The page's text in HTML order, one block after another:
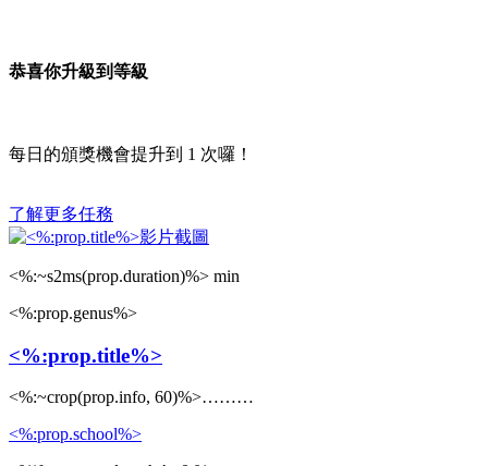
恭喜你升級到等級
每日的頒獎機會提升到 1 次囉！
了解更多任務
<%:~s2ms(prop.duration)%> min
<%:prop.genus%>
<%:prop.title%>
<%:~crop(prop.info, 60)%>………
<%:prop.school%>